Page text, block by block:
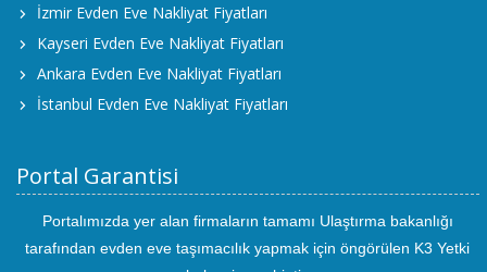
İzmir Evden Eve Nakliyat Fiyatları
Kayseri Evden Eve Nakliyat Fiyatları
Ankara Evden Eve Nakliyat Fiyatları
İstanbul Evden Eve Nakliyat Fiyatları
Portal Garantisi
Portalımızda yer alan firmaların tamamı Ulaştırma bakanlığı
tarafından evden eve taşımacılık yapmak için öngörülen K3 Yetki